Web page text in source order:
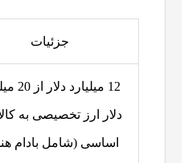
جزئیات
12
دلار ارز تخصیصی به
اساسی (شامل بادام